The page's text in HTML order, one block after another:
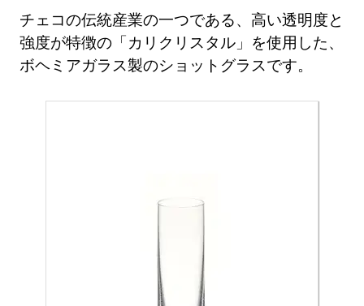
チェコの伝統産業の一つである、高い透明度と
強度が特徴の「カリクリスタル」を使用した、
ボヘミアガラス製のショットグラスです。